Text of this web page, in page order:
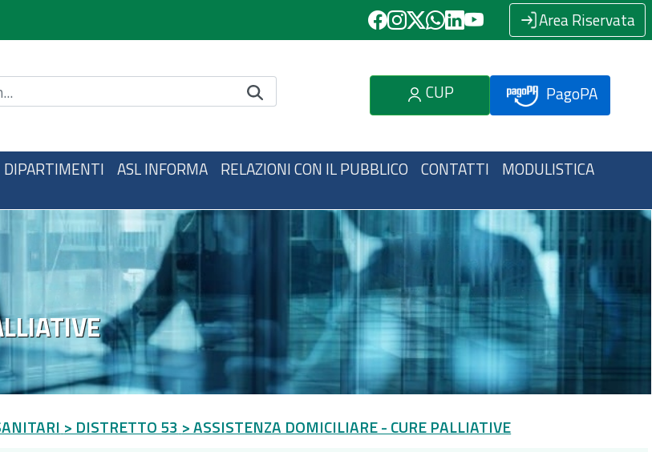
Area Riservata
sito CUP PagoPA
DIPARTIMENTI ASL INFORMA RELAZIONI CON IL PUBBLICO CONTATTI MODULISTICA
> DISTRETTO 53 > ASSISTENZA DOMICILIARE - CURE PALLIATIVE